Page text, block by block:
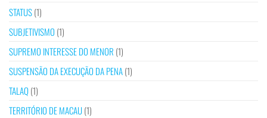
STATUS(1)
SUBJETIVISMO (1)
SUPREMO INTERESSE DO MENOR (1)
SUSPENSÃO DA EXECUÇÃO DA PENA(1)
TALAQ(1)
TERRITÓRIO DE MACAU(1)